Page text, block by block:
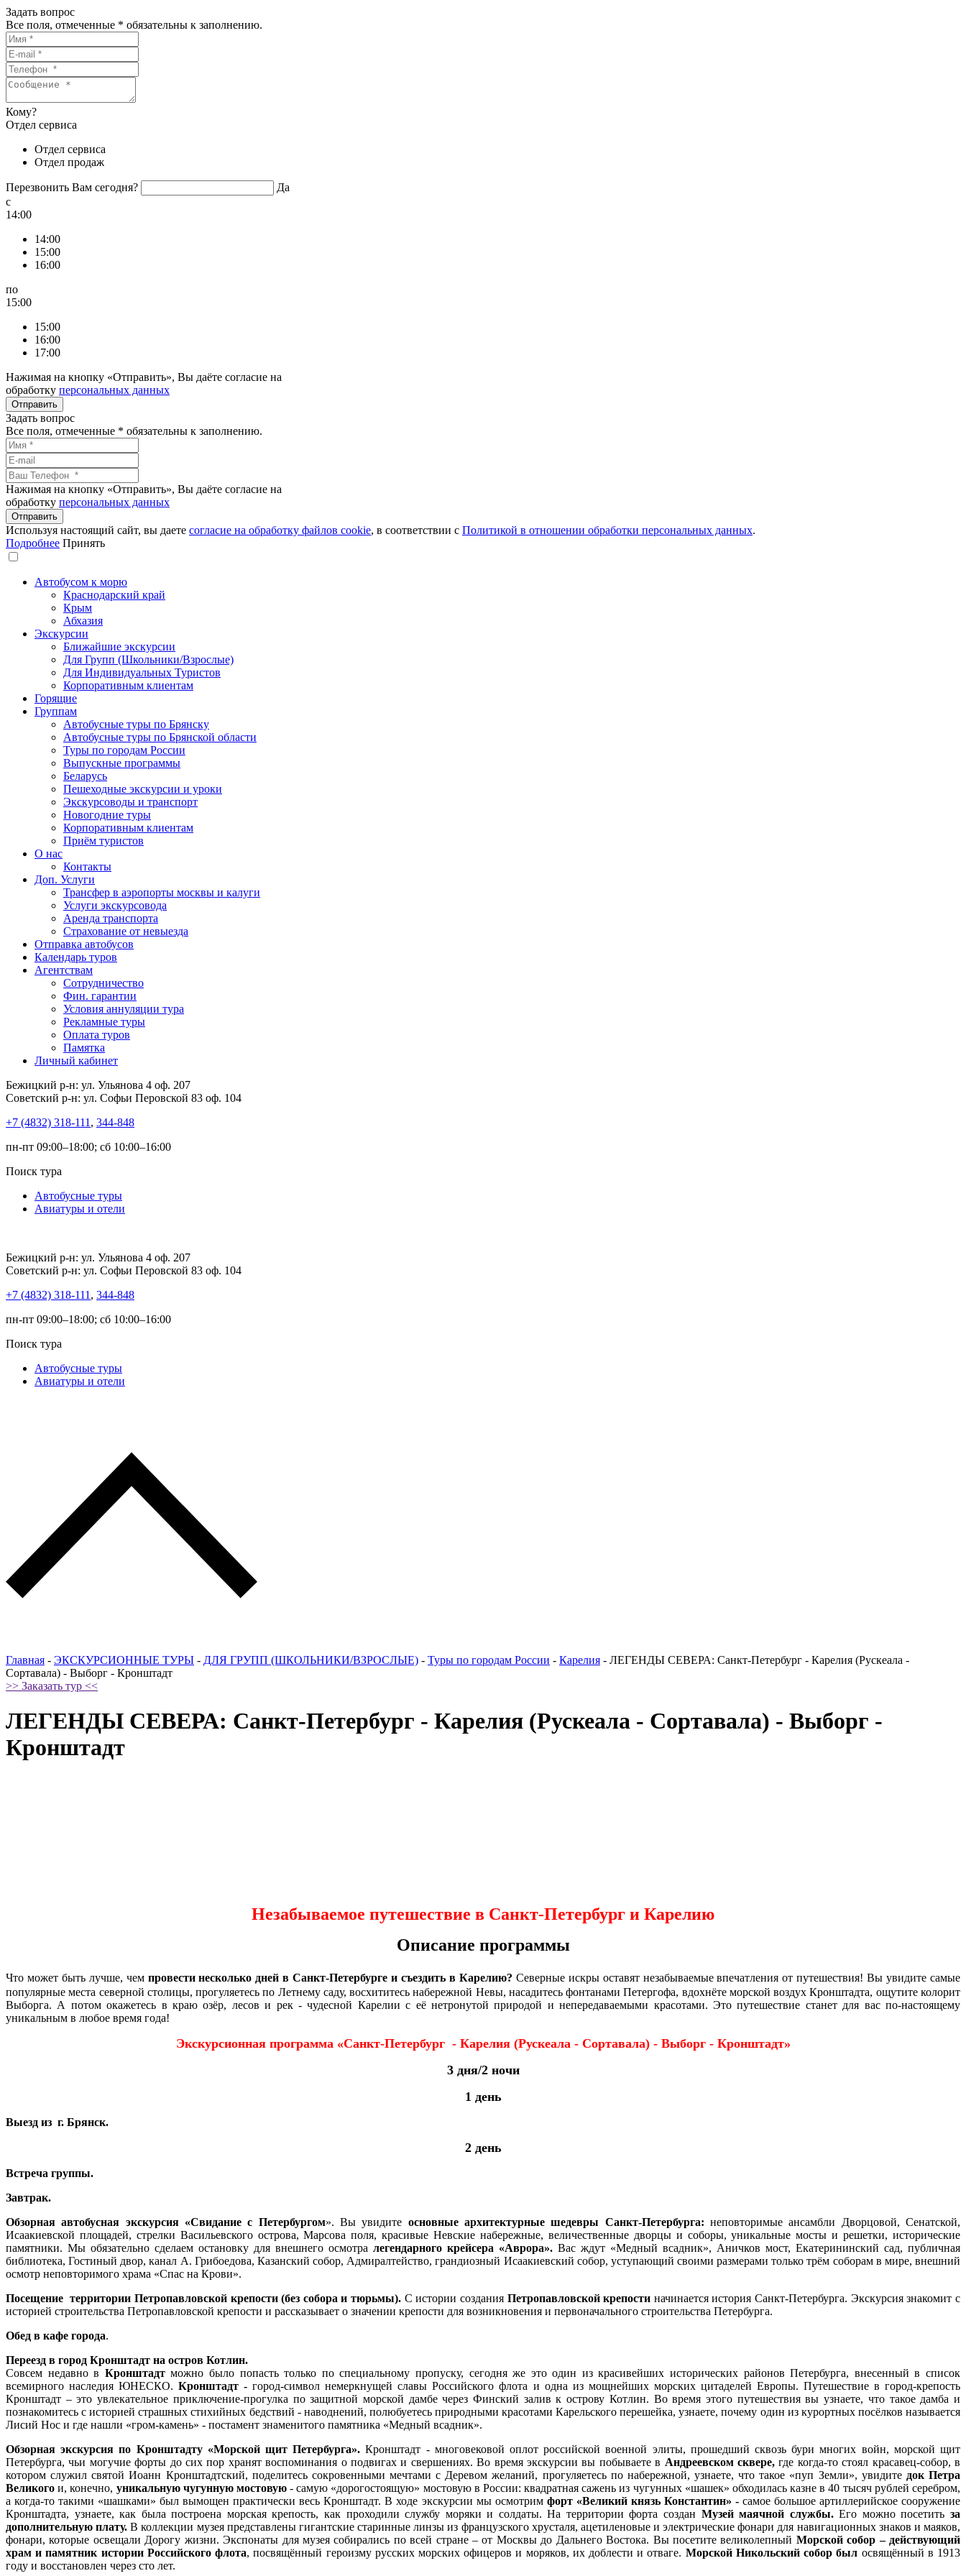
Задать вопрос
Все поля, отмеченные * обязательны к заполнению.
Кому?
Отдел сервиса
Отдел сервиса
Отдел продаж
Перезвонить Вам сегодня?
Да
c
14:00
14:00
15:00
16:00
по
15:00
15:00
16:00
17:00
Нажимая на кнопку «Отправить», Вы даёте согласие на
обработку персональных данных
Задать вопрос
Все поля, отмеченные * обязательны к заполнению.
Нажимая на кнопку «Отправить», Вы даёте согласие на
обработку персональных данных
Используя настоящий сайт, вы даете согласие на обработку файлов сookie, в соответствии с Политикой в отношении обработки персональных данных.
Подробнее Принять
Автобусом к морю
Краснодарский край
Крым
Абхазия
Экскурсии
Ближайшие экскурсии
Для Групп (Школьники/Взрослые)
Для Индивидуальных Туристов
Корпоративным клиентам
Горящие
Группам
Автобусные туры по Брянску
Автобусные туры по Брянской области
Туры по городам России
Выпускные программы
Беларусь
Пешеходные экскурсии и уроки
Экскурсоводы и транспорт
Новогодние туры
Корпоративным клиентам
Приём туристов
О нас
Контакты
Доп. Услуги
Трансфер в аэропорты москвы и калуги
Услуги экскурсовода
Аренда транспорта
Страхование от невыезда
Отправка автобусов
Календарь туров
Агентствам
Сотрудничество
Фин. гарантии
Условия аннуляции тура
Рекламные туры
Оплата туров
Памятка
Личный кабинет
Бежицкий р-н: ул. Ульянова 4 оф. 207
Советский р-н: ул. Софьи Перовской 83 оф. 104
+7 (4832) 318-111 , 344-848
пн-пт 09:00–18:00; сб 10:00–16:00
Поиск тура
Автобусные туры
Авиатуры и отели
Бежицкий р-н: ул. Ульянова 4 оф. 207
Советский р-н: ул. Софьи Перовской 83 оф. 104
+7 (4832) 318-111 , 344-848
пн-пт 09:00–18:00; сб 10:00–16:00
Поиск тура
Автобусные туры
Авиатуры и отели
Главная - ЭКСКУРСИОННЫЕ ТУРЫ - ДЛЯ ГРУПП (ШКОЛЬНИКИ/ВЗРОСЛЫЕ) - Туры по городам России - Карелия - ЛЕГЕНДЫ СЕВЕРА: Санкт-Петербург - Карелия (Рускеала -
Сортавала) - Выборг - Кронштадт
>> Заказать тур <<
ЛЕГЕНДЫ СЕВЕРА: Санкт-Петербург - Карелия (Рускеала - Сортавала) - Выборг -
Кронштадт
Незабываемое путешествие в Санкт-Петербург и Карелию
Описание программы
Что может быть лучше, чем провести несколько дней в Санкт-Петербурге и съездить в Карелию? Северные искры оставят незабываемые впечатления от путешествия! Вы увидите самые
популярные места северной столицы, прогуляетесь по Летнему саду, восхититесь набережной Невы, насадитесь фонтанами Петергофа, вдохнёте морской воздух Кронштадта, ощутите колорит
Выборга. А потом окажетесь в краю озёр, лесов и рек - чудесной Карелии с её нетронутой природой и непередаваемыми красотами. Это путешествие станет для вас по-настоящему
уникальным в любое время года!
Экскурсионная программа «Санкт-Петербург - Карелия (Рускеала - Сортавала) - Выборг - Кронштадт»
3 дня/2 ночи
1 день
Выезд из г. Брянск.
2 день
Встреча группы.
Завтрак.
Обзорная автобусная экскурсия «Свидание с Петербургом». Вы увидите основные архитектурные шедевры Санкт-Петербурга: неповторимые ансамбли Дворцовой, Сенатской,
Исаакиевской площадей, стрелки Васильевского острова, Марсова поля, красивые Невские набережные, величественные дворцы и соборы, уникальные мосты и решетки, исторические
памятники. Мы обязательно сделаем остановку для внешнего осмотра легендарного крейсера «Аврора». Вас ждут «Медный всадник», Аничков мост, Екатерининский сад, публичная
библиотека, Гостиный двор, канал А. Грибоедова, Казанский собор, Адмиралтейство, грандиозный Исаакиевский собор, уступающий своими размерами только трём соборам в мире, внешний
осмотр неповторимого храма «Спас на Крови».
Посещение территории Петропавловской крепости (без собора и тюрьмы). С истории создания Петропавловской крепости начинается история Санкт-Петербурга. Экскурсия знакомит с
историей строительства Петропавловской крепости и рассказывает о значении крепости для возникновения и первоначального строительства Петербурга.
Обед в кафе города.
Переезд в город Кронштадт на остров Котлин.
Совсем недавно в Кронштадтможно было попасть только по специальному пропуску, сегодня же это один из красивейших исторических районов Петербурга, внесенный в список
всемирного наследия ЮНЕСКО.Кронштадт - город-символ немеркнущей славы Российского флота и одна из мощнейших морских цитаделей Европы. Путешествие в город-крепость
Кронштадт – это увлекательное приключение-прогулка по защитной морской дамбе через Финский залив к острову Котлин. Во время этого путешествия вы узнаете, что такое дамба и
познакомитесь с историей страшных стихийных бедствий - наводнений, полюбуетесь природными красотами Карельского перешейка, узнаете, почему один из курортных посёлков называется
Лисий Нос и где нашли «гром-камень» - постамент знаменитого памятника «Медный всадник».
Обзорная экскурсия по Кронштадту «Морской щит Петербурга». Кронштадт - многовековой оплот российской военной элиты, прошедший сквозь бури многих войн, морской щит
Петербурга, чьи могучие форты до сих пор хранят воспоминания о подвигах и свершениях. Во время экскурсии вы побываете в Андреевском сквере, где когда-то стоял красавец-собор, в
котором служил святой Иоанн Кронштадтский, поделитесь сокровенными мечтами с Деревом желаний, прогуляетесь по набережной, узнаете, что такое «пуп Земли», увидите док Петра
Великого и, конечно, уникальную чугунную мостовую- самую «дорогостоящую» мостовую в России: квадратная сажень из чугунных «шашек» обходилась казне в 40 тысяч рублей серебром,
а когда-то такими «шашками» был вымощен практически весь Кронштадт.В ходе экскурсии мы осмотрим форт «Великий князь Константин» - самое большое артиллерийское сооружение
Кронштадта, узнаете, как была построена морская крепость, как проходили службу моряки и солдаты. На территории форта создан Музей маячной службы.Его можно посетитьза
дополнительную плату. В коллекции музея представлены гигантские старинные линзы из французского хрусталя, ацетиленовые и электрические фонари для навигационных знаков и маяков,
фонари, которые освещали Дорогу жизни. Экспонаты для музея собирались по всей стране – от Москвы до Дальнего Востока. Вы посетите великолепный Морской собор – действующий
храм и памятник истории Российского флота, посвящённый героизму русских морских офицеров и моряков, их доблести и отваге. Морской Никольский собор был освящённый в 1913
году и восстановлен через сто лет.